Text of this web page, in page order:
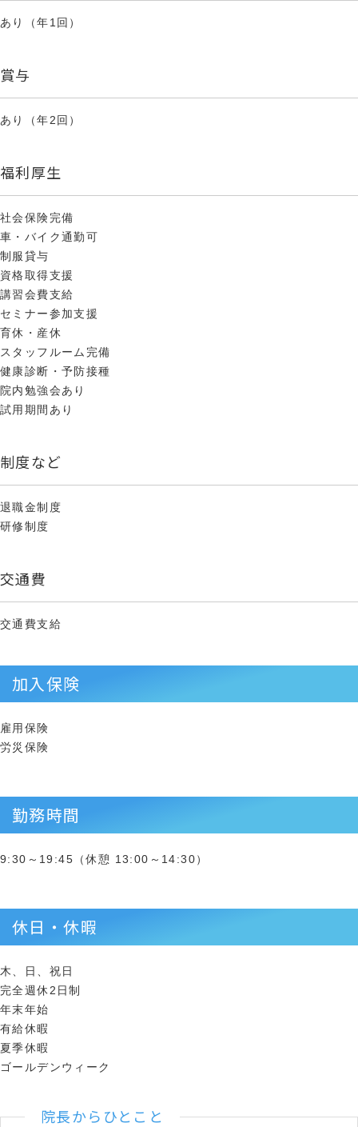
あり（年1回）
賞与
あり（年2回）
福利厚生
社会保険完備
車・バイク通勤可
制服貸与
資格取得支援
講習会費支給
セミナー参加支援
育休・産休
スタッフルーム完備
健康診断・予防接種
院内勉強会あり
試用期間あり
制度など
退職金制度
研修制度
交通費
交通費支給
加入保険
雇用保険
労災保険
勤務時間
9:30～19:45（休憩 13:00～14:30）
休日・休暇
木、日、祝日
完全週休2日制
年末年始
有給休暇
夏季休暇
ゴールデンウィーク
院長からひとこと